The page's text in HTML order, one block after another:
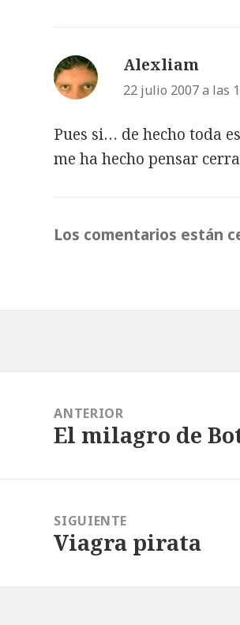
Alexliam
22 julio 2007 a las
Pues si… de hecho toda
me ha hecho pensar
Los comentarios están
entradas
ANTERIOR
Entrada
El milagro de
SIGUIENTE
Entrada
Viagra pirata